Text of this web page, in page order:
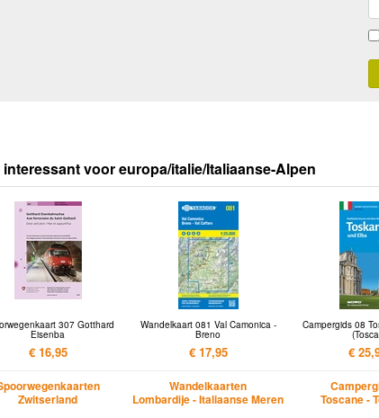
interessant voor europa/italie/Italiaanse-Alpen
307 Gotthard
Eisenba
€ 16,95
Zwitserland
Wandelkaart 081 Val Camonica -
Breno
€ 17,95
Wandelkaarten
Lombardije - Italiaanse Meren
Campergids 08
€
Toscane -